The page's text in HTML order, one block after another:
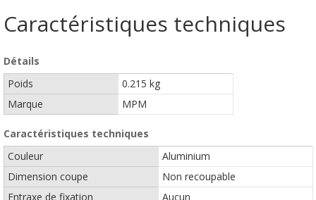
Caractéristiques techniques
Détails
Poids
0.215 kg
Marque
MPM
Caractéristiques techniques
Couleur
Aluminium
Dimension coupe
Non recoupable
Entraxe de fixation
Aucun